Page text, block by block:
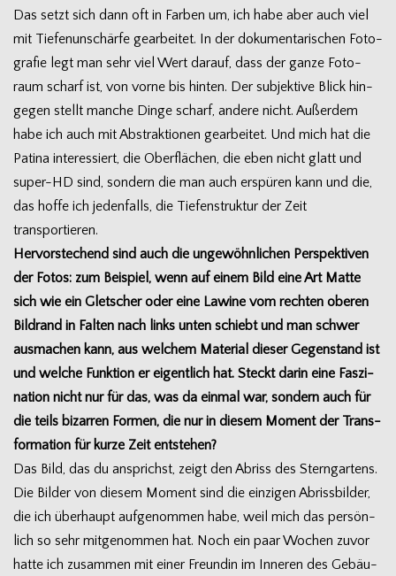
Das setzt sich dann oft in Far­ben um, ich habe aber auch viel
mit Tie­fen­un­schärfe gear­bei­tet. In der doku­men­ta­ri­schen Foto­
gra­fie legt man sehr viel Wert dar­auf, dass der ganze Foto­
raum scharf ist, von vorne bis hin­ten. Der sub­jek­tive Blick hin­
ge­gen stellt man­che Dinge scharf, andere nicht. Außer­dem
habe ich auch mit Abs­trak­tio­nen gear­bei­tet. Und mich hat die
Patina inter­es­siert, die Ober­flä­chen, die eben nicht glatt und
super-HD sind, son­dern die man auch erspü­ren kann und die,
das hoffe ich jeden­falls, die Tie­fen­struk­tur der Zeit
transportieren.
Her­vor­ste­chend sind auch die unge­wöhn­li­chen Per­spek­ti­ven
der Fotos: zum Bei­spiel, wenn auf einem Bild eine Art Matte
sich wie ein Glet­scher oder eine Lawine vom rech­ten obe­ren
Bild­rand in Fal­ten nach links unten schiebt und man schwer
aus­ma­chen kann, aus wel­chem Mate­rial die­ser Gegen­stand ist
und wel­che Funk­tion er eigent­lich hat. Steckt darin eine Fas­zi­
na­tion nicht nur für das, was da ein­mal war, son­dern auch für
die teils bizar­ren For­men, die nur in die­sem Moment der Trans­
for­ma­tion für kurze Zeit entstehen?
Das Bild, das du ansprichst, zeigt den Abriss des Stern­gar­tens.
Die Bil­der von die­sem Moment sind die ein­zi­gen Abriss­bil­der,
die ich über­haupt auf­ge­nom­men habe, weil mich das per­sön­
lich so sehr mit­ge­nom­men hat. Noch ein paar Wochen zuvor
hatte ich zusam­men mit einer Freun­din im Inne­ren des Gebäu­